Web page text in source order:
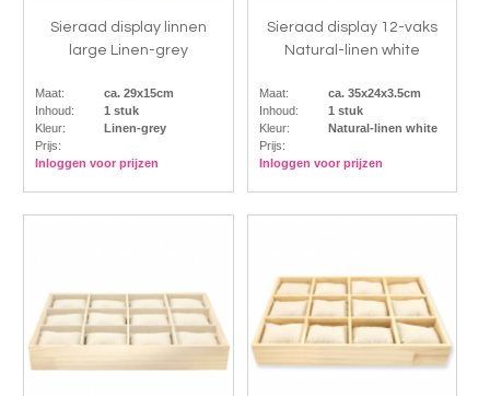
Sieraad display linnen
large Linen-grey
Maat:
ca. 29x15cm
Inhoud:
1 stuk
Kleur:
Linen-grey
Prijs:
Inloggen voor prijzen
Sieraad display 12-vaks
Natural-linen white
Maat:
ca. 35x24x3.5cm
Inhoud:
1 stuk
Kleur:
Natural-linen white
Prijs:
Inloggen voor prijzen